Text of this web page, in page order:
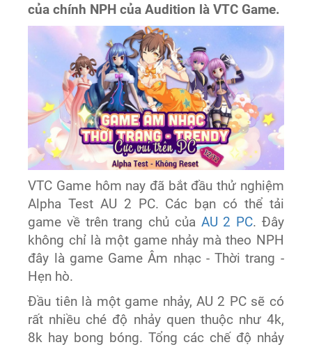
của chính NPH của Audition là VTC Game.
VTC Game hôm nay đã bắt đầu thử nghiệm
Alpha Test AU 2 PC. Các bạn có thể tải
game về trên trang chủ của AU 2 PC. Đây
không chỉ là một game nhảy mà theo NPH
đây là game Game Âm nhạc - Thời trang -
Hẹn hò.
Đầu tiên là một game nhảy, AU 2 PC sẽ có
rất nhiều ché độ nhảy quen thuộc như 4k,
8k hay bong bóng. Tổng các chế độ nhảy